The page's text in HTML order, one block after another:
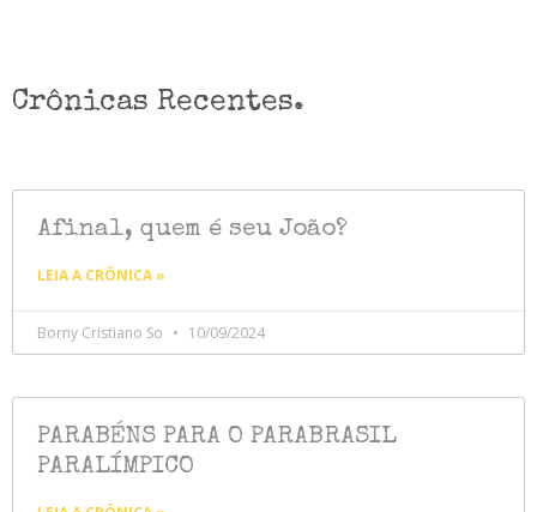
Crônicas Recentes.
Afinal, quem é seu João?
LEIA A CRÔNICA »
Borny Cristiano So 10/09/2024
PARABÉNS PARA O PARABRASIL
PARALÍMPICO